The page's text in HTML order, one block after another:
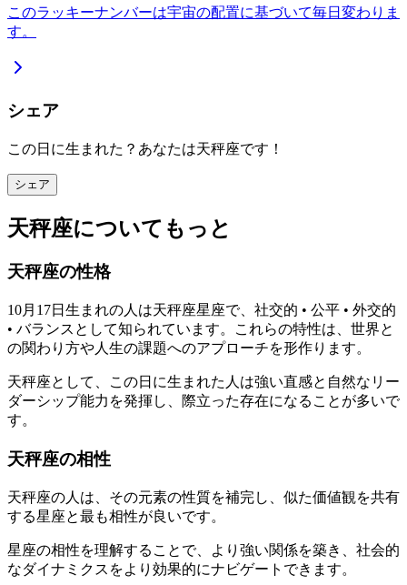
このラッキーナンバーは宇宙の配置に基づいて毎日変わりま
す。
シェア
この日に生まれた？あなたは天秤座です！
シェア
天秤座についてもっと
天秤座の性格
10月17日生まれの人は天秤座星座で、社交的 • 公平 • 外交的
• バランスとして知られています。これらの特性は、世界と
の関わり方や人生の課題へのアプローチを形作ります。
天秤座として、この日に生まれた人は強い直感と自然なリー
ダーシップ能力を発揮し、際立った存在になることが多いで
す。
天秤座の相性
天秤座の人は、その元素の性質を補完し、似た価値観を共有
する星座と最も相性が良いです。
星座の相性を理解することで、より強い関係を築き、社会的
なダイナミクスをより効果的にナビゲートできます。